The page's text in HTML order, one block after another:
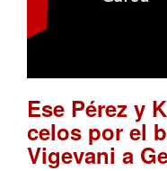
Ese Pérez y
celos por el
Vigevani a